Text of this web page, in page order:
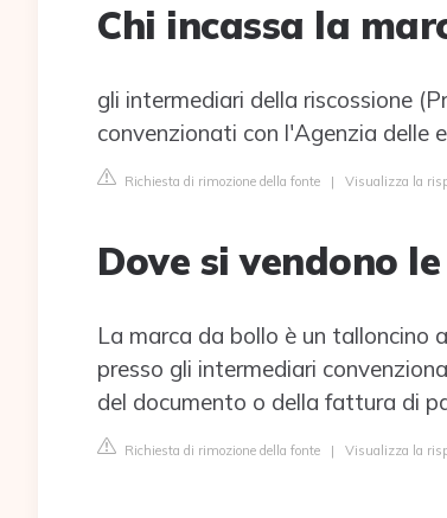
Chi incassa la
gli intermediari della riscossione
convenzionati con l'Agenzia delle
Richiesta di rimozione della fonte | Visualizza la
Dove si vendono
La marca da bollo è un talloncino
presso gli intermediari
del documento o della fattura di
Richiesta di rimozione della fonte | Visualizza la